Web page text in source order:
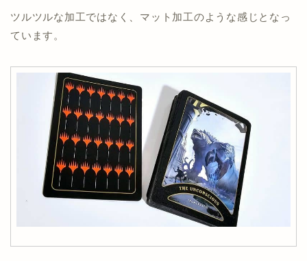
ツルツルな加工ではなく、マット加工のような感じとなっ
ています。